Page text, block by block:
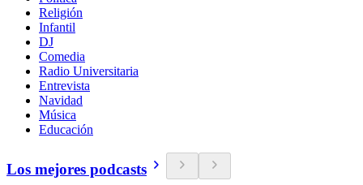
Religión
Infantil
DJ
Comedia
Radio Universitaria
Entrevista
Navidad
Música
Educación
Los mejores podcasts